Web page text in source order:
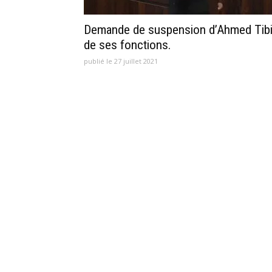
Demande de suspension d’Ahmed Tibi
de ses fonctions.
publié le 27 juillet 2021